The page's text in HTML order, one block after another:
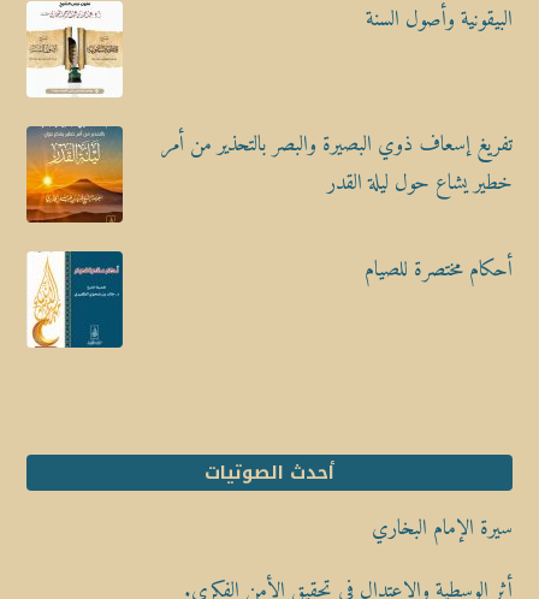
البيقونية وأصول السنة
تفريغ إسعاف ذوي البصيرة والبصر بالتحذير من أمر
خطير يشاع حول ليلة القدر
أحكام مختصرة للصيام
أحدث الصوتيات
سيرة الإمام البخاري
أثر الوسطية والاعتدال في تحقيق الأمن الفكري.